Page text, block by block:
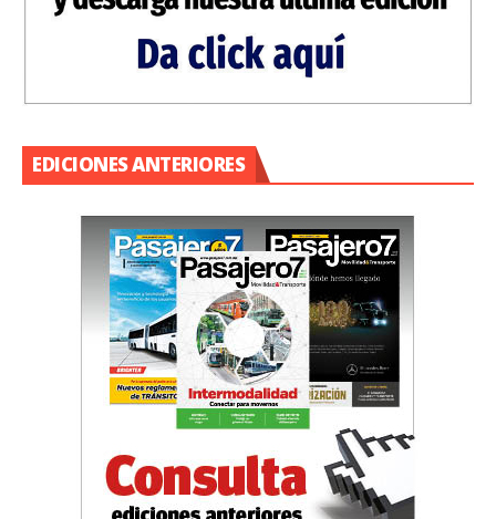
EDICIONES ANTERIORES